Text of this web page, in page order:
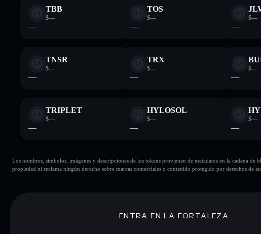
TBB
$—
—
TOS
$—
—
$—
—
TNSR
$—
—
TRX
$—
—
$—
—
TRIPLET
$—
—
HYLOSOL
$—
—
$—
—
Los nombres, símbolos, imágenes y descripciones de los tokens provienen de metadatos en la cadena de
propiedad ni reclama ningún derecho sobre marcas comerciales o contenido protegido por derechos de
ENTRA EN LA FORTALEZA